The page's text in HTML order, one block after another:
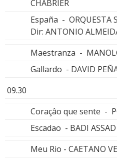
CHABRIER
España - ORQUESTA
Dir: ANTONIO
Maestranza -
Gallardo - DAVID
09.30
Coraçâo que sente -
Escadao - BADI ASSAD
Meu Rio - CAETANO